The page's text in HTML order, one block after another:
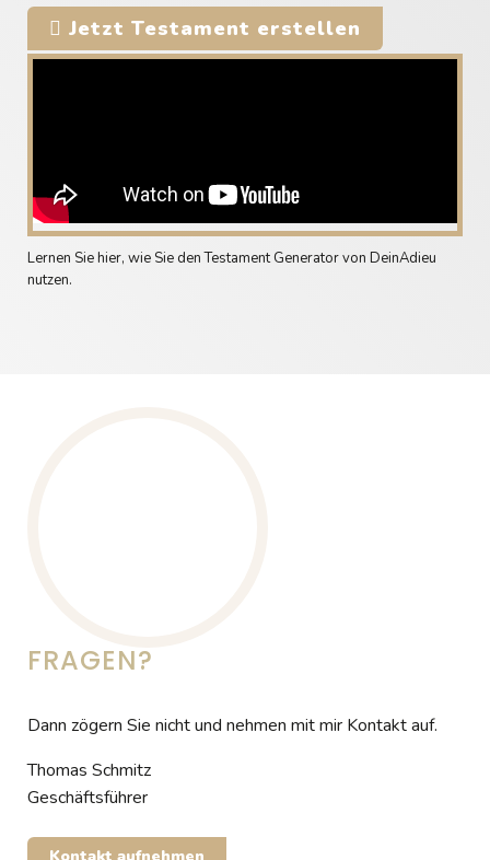
Jetzt Testament erstellen
Lernen Sie hier, wie Sie den Testament Generator von DeinAdieu
nutzen.
FRAGEN?
Dann zögern Sie nicht und nehmen mit mir Kontakt auf.
Thomas Schmitz
Geschäftsführer
Kontakt aufnehmen